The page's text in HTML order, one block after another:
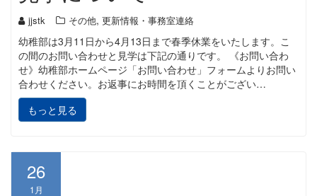
jjstk その他, 更新情報・事務室連絡
幼稚部は3月11日から4月13日まで春季休業をいたします。こ
の間のお問い合わせと見学は下記の通りです。 《お問い合わ
せ》幼稚部ホームページ「お問い合わせ」フォームよりお問い
合わせください。お返事にお時間を頂くことがござい…
もっと見る
26
1月